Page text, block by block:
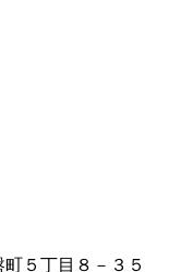
５丁目８－３５